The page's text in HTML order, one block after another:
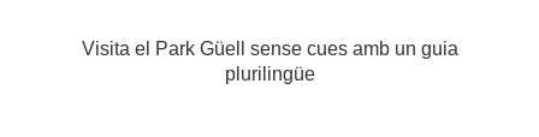
Visita el Park Güell sense cues amb un guia
plurilingüe